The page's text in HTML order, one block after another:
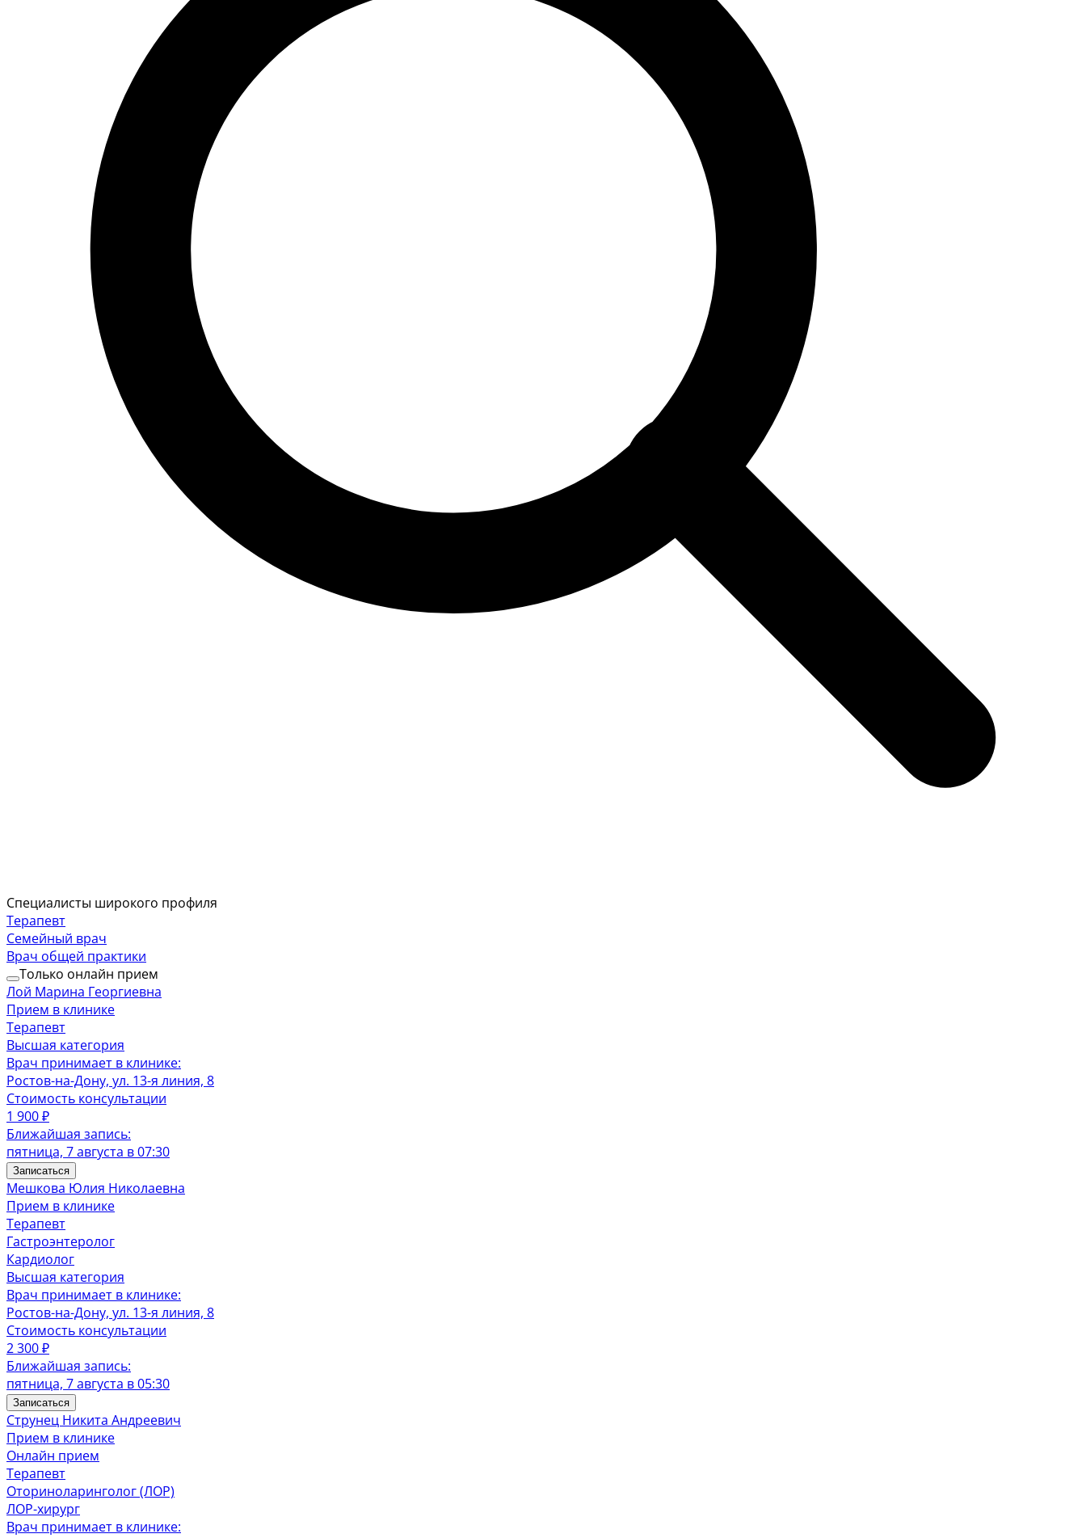
Специалисты широкого профиля
Терапевт
Семейный врач
Врач общей практики
Только онлайн прием
Лой Марина Георгиевна
Прием в клинике
Терапевт
Высшая категория
Врач принимает в клинике:
Ростов-на-Дону, ул. 13-я линия, 8
Стоимость консультации
1 900₽
Ближайшая запись:
пятница, 7 августа в 07:30
Записаться
Мешкова Юлия Николаевна
Прием в клинике
Терапевт
Гастроэнтеролог
Кардиолог
Высшая категория
Врач принимает в клинике:
Ростов-на-Дону, ул. 13-я линия, 8
Стоимость консультации
2 300₽
Ближайшая запись:
пятница, 7 августа в 05:30
Записаться
Струнец Никита Андреевич
Прием в клинике
Онлайн прием
Терапевт
Оториноларинголог (ЛОР)
ЛОР-хирург
Врач принимает в клинике: